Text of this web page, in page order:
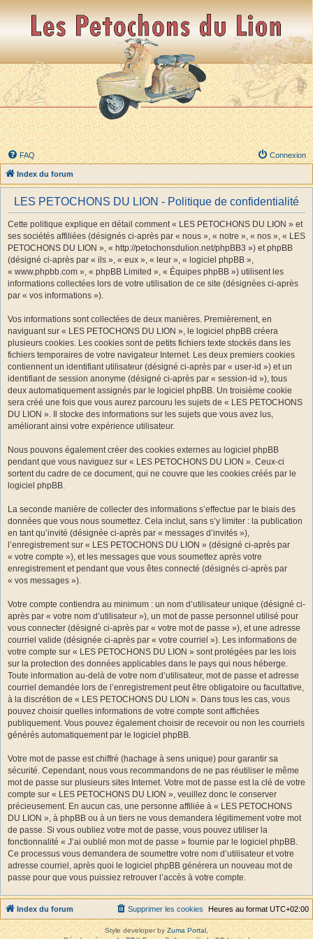
FAQ Connexion
Index du forum
LES PETOCHONS DU LION - Politique de confidentialité
Cette politique explique en détail comment « LES PETOCHONS DU LION » et
ses sociétés affiliées (désignés ci-après par « nous », « notre », « nos », « LES
PETOCHONS DU LION », « http://petochonsdulion.net/phpBB3 ») et phpBB
(désigné ci-après par « ils », « eux », « leur », « logiciel phpBB »,
« www.phpbb.com », « phpBB Limited », « Équipes phpBB ») utilisent les
informations collectées lors de votre utilisation de ce site (désignées ci-après
par « vos informations »).
Vos informations sont collectées de deux manières. Premièrement, en
naviguant sur « LES PETOCHONS DU LION », le logiciel phpBB créera
plusieurs cookies. Les cookies sont de petits fichiers texte stockés dans les
fichiers temporaires de votre navigateur Internet. Les deux premiers cookies
contiennent un identifiant utilisateur (désigné ci-après par « user-id ») et un
identifiant de session anonyme (désigné ci-après par « session-id »), tous
deux automatiquement assignés par le logiciel phpBB. Un troisième cookie
sera créé une fois que vous aurez parcouru les sujets de « LES PETOCHONS
DU LION ». Il stocke des informations sur les sujets que vous avez lus,
améliorant ainsi votre expérience utilisateur.
Nous pouvons également créer des cookies externes au logiciel phpBB
pendant que vous naviguez sur « LES PETOCHONS DU LION ». Ceux-ci
sortent du cadre de ce document, qui ne couvre que les cookies créés par le
logiciel phpBB.
La seconde manière de collecter des informations s’effectue par le biais des
données que vous nous soumettez. Cela inclut, sans s’y limiter : la publication
en tant qu’invité (désignée ci-après par « messages d’invités »),
l’enregistrement sur « LES PETOCHONS DU LION » (désigné ci-après par
« votre compte »), et les messages que vous soumettez après votre
enregistrement et pendant que vous êtes connecté (désignés ci-après par
« vos messages »).
Votre compte contiendra au minimum : un nom d’utilisateur unique (désigné ci-
après par « votre nom d’utilisateur »), un mot de passe personnel utilisé pour
vous connecter (désigné ci-après par « votre mot de passe »), et une adresse
courriel valide (désignée ci-après par « votre courriel »). Les informations de
votre compte sur « LES PETOCHONS DU LION » sont protégées par les lois
sur la protection des données applicables dans le pays qui nous héberge.
Toute information au-delà de votre nom d’utilisateur, mot de passe et adresse
courriel demandée lors de l’enregistrement peut être obligatoire ou facultative,
à la discrétion de « LES PETOCHONS DU LION ». Dans tous les cas, vous
pouvez choisir quelles informations de votre compte sont affichées
publiquement. Vous pouvez également choisir de recevoir ou non les courriels
générés automatiquement par le logiciel phpBB.
Votre mot de passe est chiffré (hachage à sens unique) pour garantir sa
sécurité. Cependant, nous vous recommandons de ne pas réutiliser le même
mot de passe sur plusieurs sites Internet. Votre mot de passe est la clé de votre
compte sur « LES PETOCHONS DU LION », veuillez donc le conserver
précieusement. En aucun cas, une personne affiliée à « LES PETOCHONS
DU LION », à phpBB ou à un tiers ne vous demandera légitimement votre mot
de passe. Si vous oubliez votre mot de passe, vous pouvez utiliser la
fonctionnalité « J’ai oublié mon mot de passe » fournie par le logiciel phpBB.
Ce processus vous demandera de soumettre votre nom d’utilisateur et votre
adresse courriel, après quoi le logiciel phpBB générera un nouveau mot de
passe pour que vous puissiez retrouver l’accès à votre compte.
Index du forum Heures au format UTC+02:00
Supprimer les cookies
Style developer byZuma Portal,